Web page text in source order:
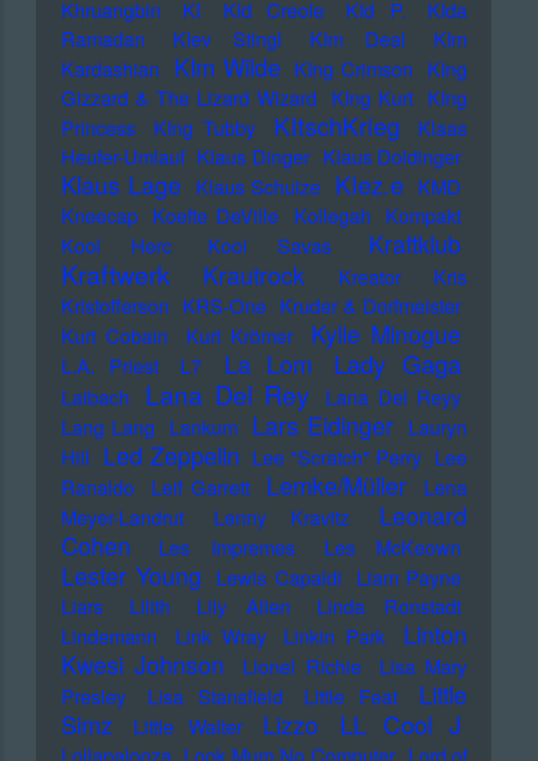
Khruangbin
KI KId Creole KId P.
KIda
Ramadan
KIev Stingl KIm Deal
KIm
Kardashian KIm Wilde KIng Crimson KIng
Gizzard & The Lizard Wizard KIng Kurt KIng
Princess
KIng Tubby KItschKrieg
Klaas
Heufer-Umlauf Klaus Dinger Klaus Doldinger
Klaus Lage Klaus Schulze Klez.e KMD
Kneecap Koefte DeVille Kollegah Kompakt
Kool Herc
Kool Savas Kraftklub
Kraftwerk Krautrock Kreator
Kris
Kristofferson KRS-One Kruder & Dorfmeister
Kurt Cobain
Kurt Krömer Kylie Minogue
L.A. Priest L7 La Lom Lady Gaga
Laibach Lana Del Rey
Lana Del Reyy
Lang Lang Lankum Lars Eidinger Lauryn
Hill Led Zeppelin Lee "Scratch" Perry Lee
Ranaldo
Leif Garrett Lemke/Müller
Lena
Meyer-Landrut
Lenny Kravitz
Leonard
Cohen
Les Impremes Les McKeown
Lester Young Lewis Capaldi Liam Payne
Liars
Lilith Lily Allen
Linda Ronstadt
Lindemann
Link Wray Linkin Park
Linton
Kwesi Johnson
Lionel Richie
Lisa Mary
Presley
Lisa Stansfield Little Feat
Little
Simz
Little Walter Lizzo LL Cool J